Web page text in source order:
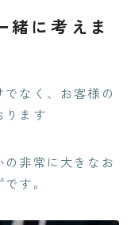
緒に考えま
なく、お客様の
ります
非常に大きなお
す。